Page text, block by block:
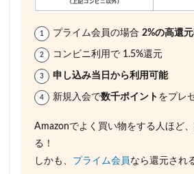
プライム会員の場合 2%の高還
コンビニ利用で 1.5%還元
申し込み当日から利用可能
新規入会で数千ポイント をプレ
Amazonでよく買い物をする人ほど
る！
しかも、 プライム会員 なら還元され